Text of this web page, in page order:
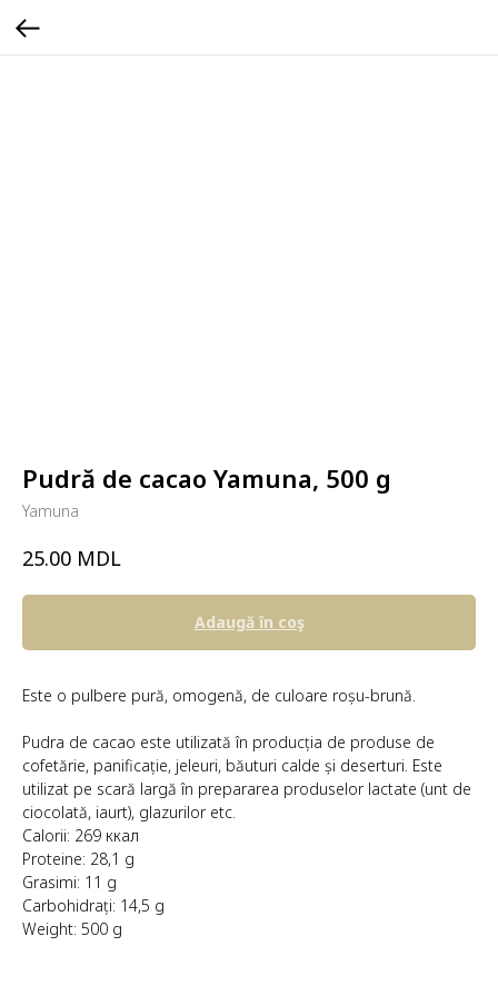
Pudră de cacao Yamuna, 500 g
Yamuna
25.00 MDL
Adaugă în coş
Este o pulbere pură, omogenă, de culoare roșu-brună.
Pudra de cacao este utilizată în producția de produse de
cofetărie, panificație, jeleuri, băuturi calde și deserturi. Este
utilizat pe scară largă în prepararea produselor lactate (unt de
ciocolată, iaurt), glazurilor etc.
Calorii: 269 ккал
Proteine: 28,1 g
Grasimi: 11 g
Carbohidrați: 14,5 g
Weight: 500 g